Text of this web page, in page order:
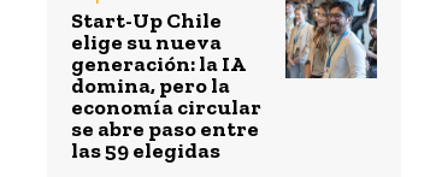
Start-Up Chile
elige su nueva
generación: la IA
domina, pero la
economía circular
se abre paso entre
las 59 elegidas